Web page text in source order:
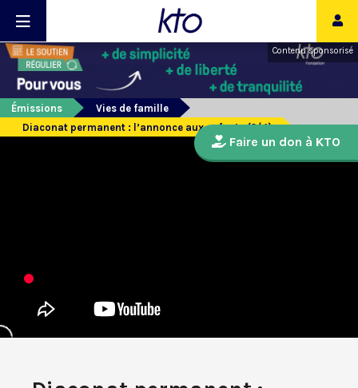
Contenu sponsorisé
Émissions
Vies de famille
Diaconat permanent : l’annonce aux enfants (2/4)
Faire un don à KTO